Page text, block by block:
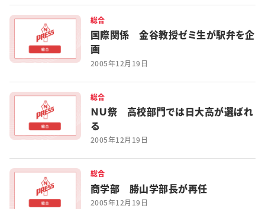
総合
国際関係 金谷教授ゼミ生が駅弁を企
画
2005年12月19日
総合
ＮＵ祭 高校部門では日大高が選ばれ
る
2005年12月19日
総合
商学部 勝山学部長が再任
2005年12月19日